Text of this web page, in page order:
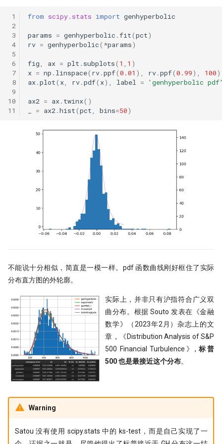
抢头彩？！
一门三杰 一年翻十倍的男人发明了
UO 指标
周一到周五，哪天能买股？做对了夏
普22.5！
WorldQuant? Word Count!
新国九条下，低波动因子重要性提
在这一刻抄底，胜率高达95%
不看懂这篇文章，不要在量化中使用
拯救CCI！因子纯化后，证实CCI确实
是超有效的技术指标！
暴力美学！洗盘模式如何检测？
强化学习模型能否自我演化出交易智
慧？
洛书投资：先验性因子与波动率等权
终极猜想！底蓓离的成因分析
Political Alpha，跟着国会山股神去
炒股
Ifind25
1
2
3
4
5
6
7
8
9
10
11
from scipy.stats import genhyperbolic
params = genhyperbolic .fit(pct)
rv = genhyperbolic( *params)
fig, ax = plt . subplots( 1 , 1 )
x = np . linspace( rv.ppf(0.01 ), rv.ppf(0.99), 100)
ax.plot( x, rv.pdf( x), label = 'genhyperbolic
ax2 = ax. twinx()
= ax2.hist(pct, bins=50)
不能说十分相似，简直是一模一样。pdf 函数曲线刚好框住了实际
分布直方图的外轮廓。
实际上，并非只有沪指符合广义双
曲分布。根据 Souto 发表在《金融
数学》（2023年2月）杂志上的文
章，《Distribution Analysis of S&P
500 Financial Turbulence》,标普
500 也是最接近这个分布。
Warning
Satou 没有使用 scipy.stats 中的 ks-test，而是自己实现了一